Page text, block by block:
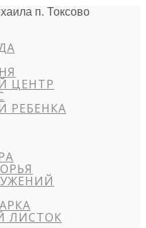
п. Токсово
ЦЕНТР
РЕБЕНКА
ЛИСТОК